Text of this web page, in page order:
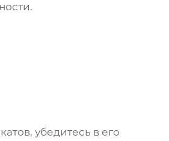
убедитесь в его